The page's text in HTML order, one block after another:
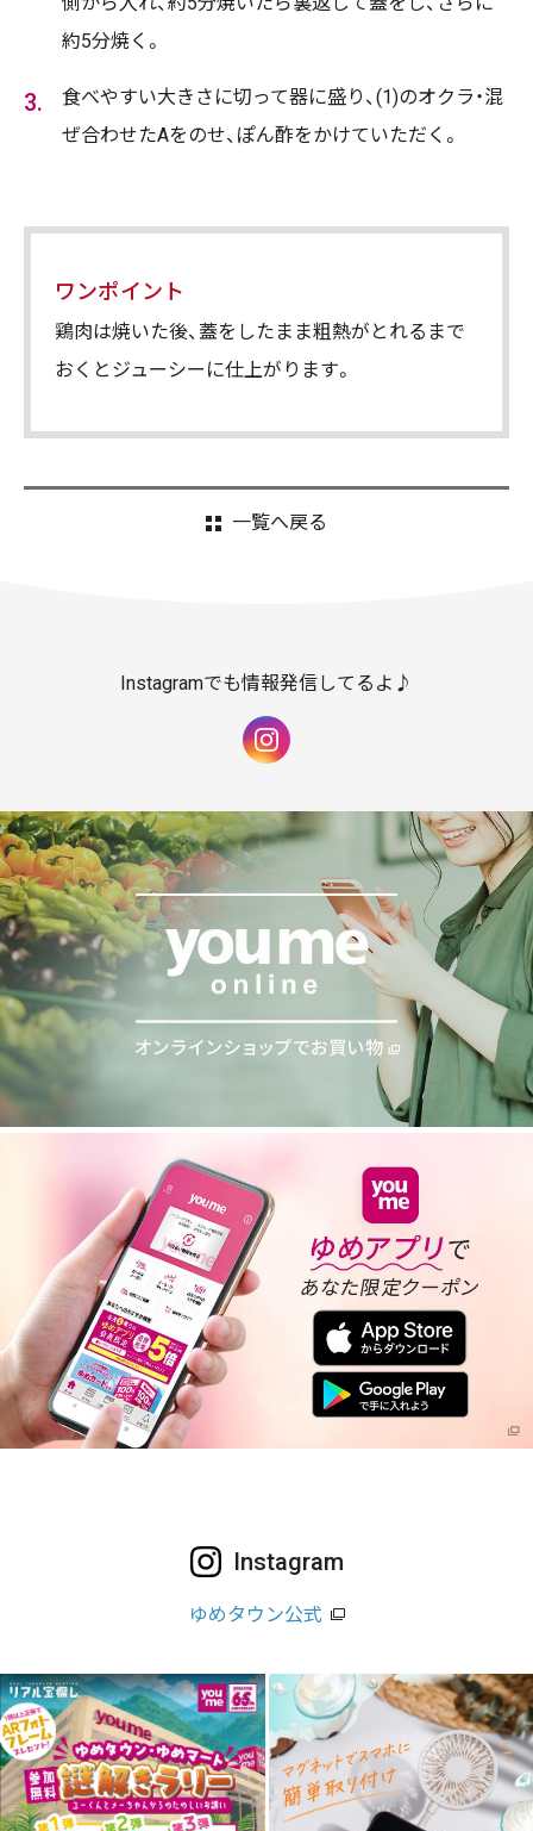
約5分焼く。
食べやすい大きさに切って器に盛り、(1)のオクラ・混
ぜ合わせたAをのせ、ぽん酢をかけていただく。
ワンポイント
鶏肉は焼いた後、蓋をしたまま粗熱がとれるまで
おくとジューシーに仕上がります。
一覧へ戻る
Instagramでも情報発信してるよ♪
Instagram
ゆめタウン公式